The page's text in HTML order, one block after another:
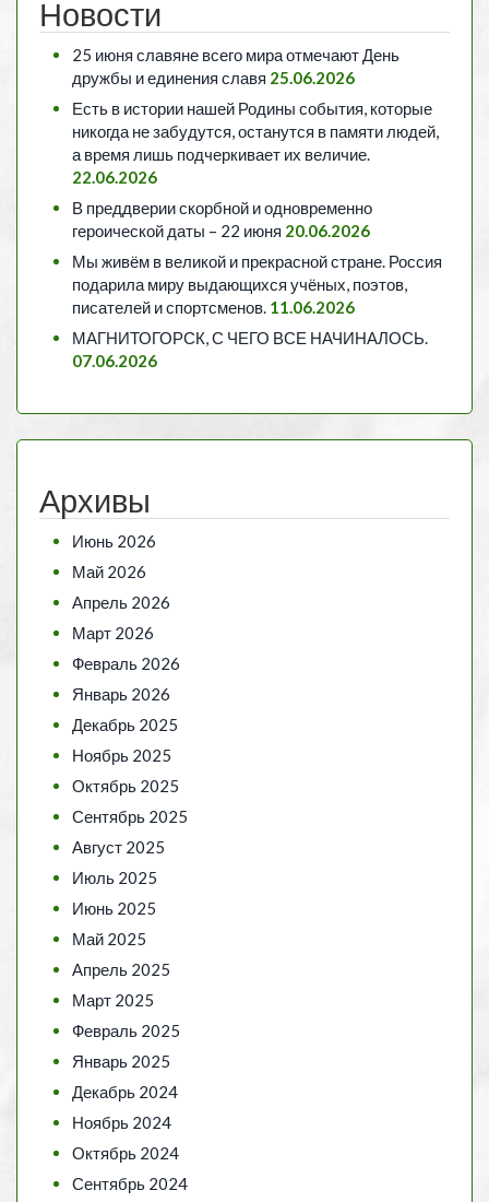
Новости
25 июня славяне всего мира отмечают День
дружбы и единения славя 25.06.2026
Есть в истории нашей Родины события, которые
никогда не забудутся, останутся в памяти людей,
а время лишь подчеркивает их величие.
22.06.2026
В преддверии скорбной и одновременно
героической даты – 22 июня 20.06.2026
Мы живём в великой и прекрасной стране. Россия
подарила миру выдающихся учёных, поэтов,
писателей и спортсменов. 11.06.2026
МАГНИТОГОРСК, С ЧЕГО ВСЕ НАЧИНАЛОСЬ.
07.06.2026
Архивы
Июнь 2026
Май 2026
Апрель 2026
Март 2026
Февраль 2026
Январь 2026
Декабрь 2025
Ноябрь 2025
Октябрь 2025
Сентябрь 2025
Август 2025
Июль 2025
Июнь 2025
Май 2025
Апрель 2025
Март 2025
Февраль 2025
Январь 2025
Декабрь 2024
Ноябрь 2024
Октябрь 2024
Сентябрь 2024